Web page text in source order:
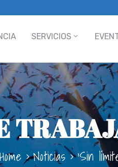
SERVICIOS
Home Noticias ‘Sin